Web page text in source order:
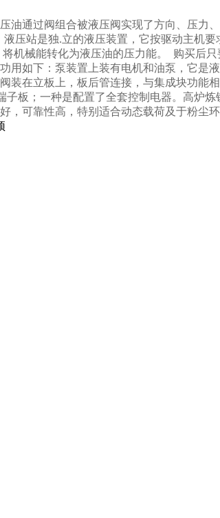
通过阀组合被液压阀实现了方向、压力
压站是独.立的液压装置，它按驱动主机要
机械能转化为液压油的压力能。 购买后
如下：泵装置上装有电机和油泵，它是
在立板上，板后管连接，与集成块功能
板；一种是配置了全套控制电器。高炉
可靠性高，特别适合动态载荷及于粉尘